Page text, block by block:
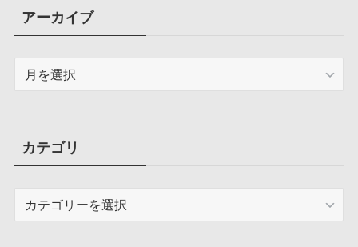
アーカイブ
ブカテゴリ